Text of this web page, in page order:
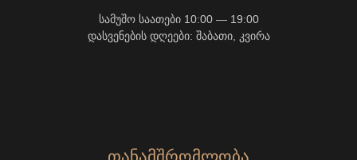
სამუშო საათები 10:00 — 19:00
დასვენების დღეები: შაბათი, კვირა